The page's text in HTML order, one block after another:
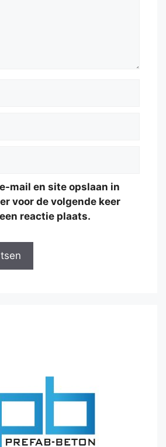
mail en site opslaan in
voor de volgende keer
reactie plaats.